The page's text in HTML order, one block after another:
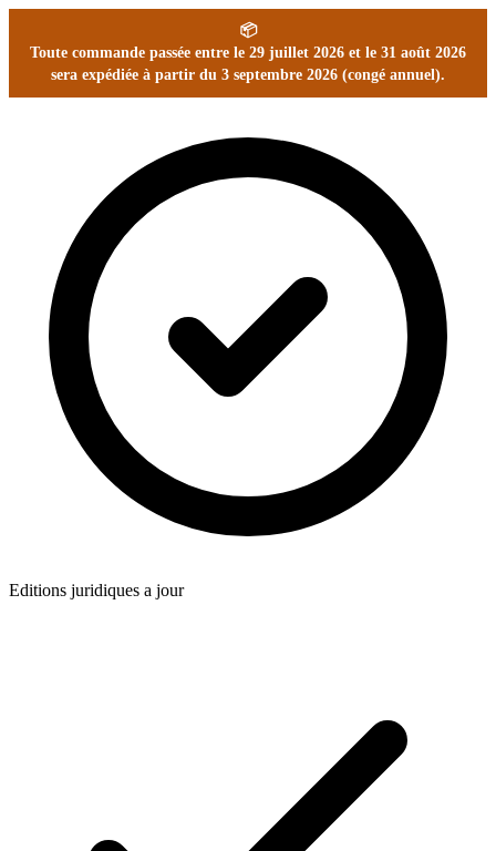
📦
Toute commande passée entre le 29 juillet 2026 et le 31 août 2026
sera expédiée à partir du 3 septembre 2026 (congé annuel).
Editions juridiques a jour